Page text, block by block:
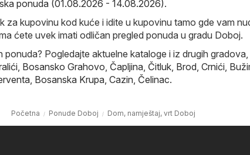
ponuda (01.08.2026 - 14.08.2026).
za kupovinu kod kuće i idite u kupovinu tamo gde vam
ćete uvek imati odličan pregled ponuda u gradu Doboj.
ponuda? Pogledajte aktuelne kataloge i iz drugih gradova,
, Bosansko Grahovo, Čapljina, Čitluk, Brod, Crnići,
, Bosanska Krupa, Cazin, Čelinac.
Početna Ponude Doboj Dom, namještaj, vrt Doboj